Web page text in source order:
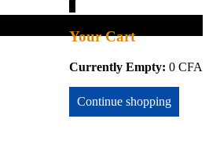
Your Cart
Currently Empty: 0 CFA
Continue shopping